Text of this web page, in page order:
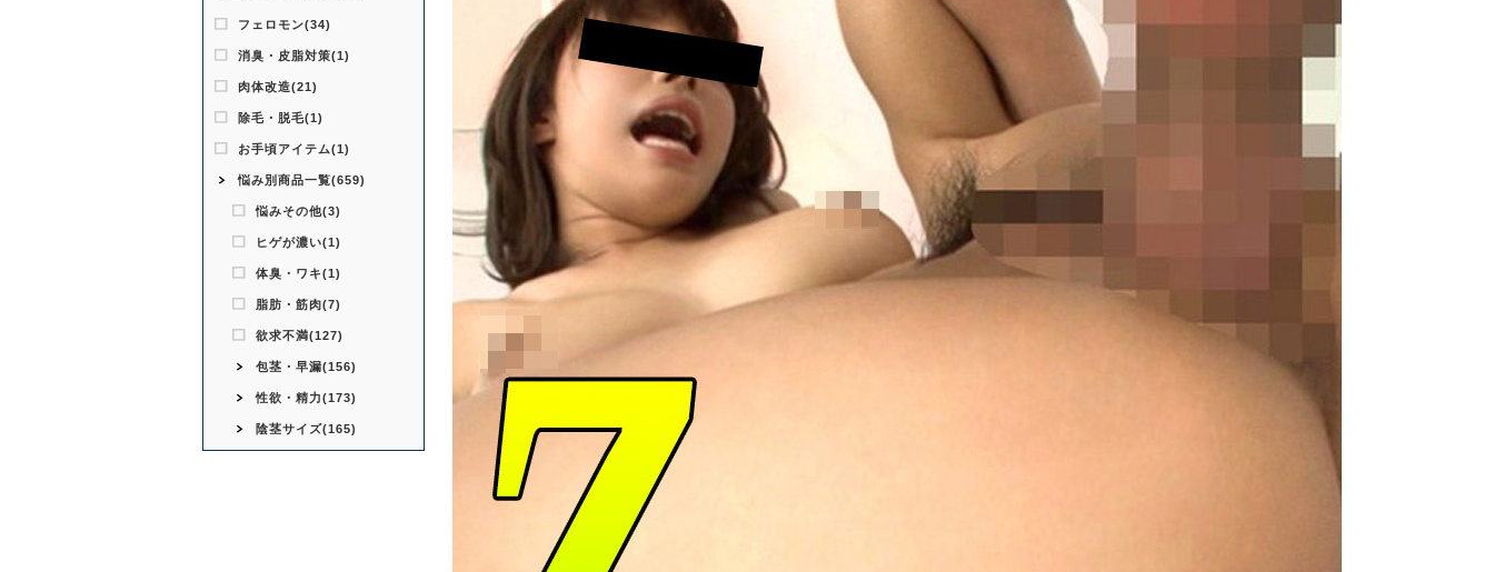
フェロモン(34)
消臭・皮脂対策(1)
肉体改造(21)
除毛・脱毛(1)
お手頃アイテム(1)
悩み別商品一覧(659)
悩みその他(3)
ヒゲが濃い(1)
体臭・ワキ(1)
脂肪・筋肉(7)
欲求不満(127)
包茎・早漏(156)
性欲・精力(173)
陰茎サイズ(165)